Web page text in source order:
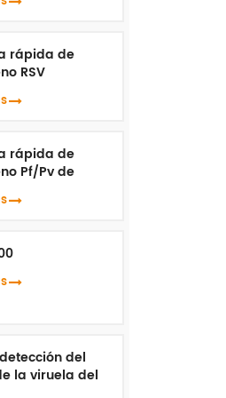
rápida de
RSV
rápida de
Pf/Pv de
del
la viruela del
en tiempo